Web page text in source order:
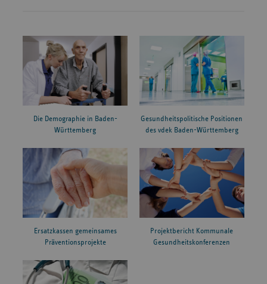
Die Demographie in Baden-
Württemberg
Gesundheitspolitische Positionen
des vdek Baden-Württemberg
Ersatzkassen gemeinsames
Präventionsprojekte
Projektbericht Kommunale
Gesundheitskonferenzen